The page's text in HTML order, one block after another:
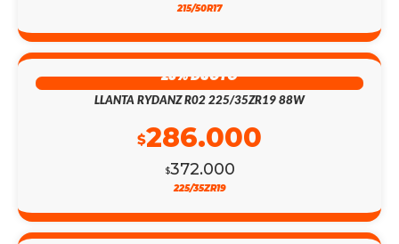
215/50R17
23% DSCTO
LLANTA RYDANZ R02 225/35ZR19 88W
$372.000
$286.000
225/35ZR19